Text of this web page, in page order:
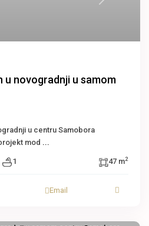
Next
u novogradnji u samom
u centru Samobora
mod ...
1 47 m2
Email